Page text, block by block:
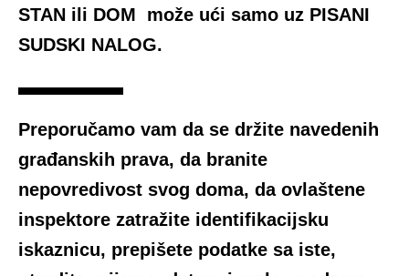
STAN ili DOM može ući samo uz PISANI
SUDSKI NALOG.
Preporučamo vam da se držite navedenih
građanskih prava, da branite
nepovredivost svog doma, da ovlaštene
inspektore zatražite identifikacijsku
iskaznicu, prepišete podatke sa iste,